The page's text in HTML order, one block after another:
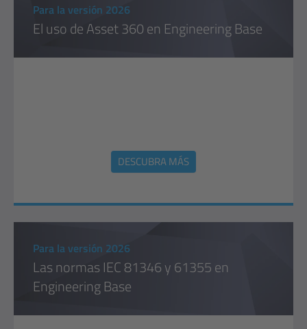
Para la versión 2026
El uso de Asset 360 en Engineering Base
DESCUBRA MÁS
Para la versión 2026
Las normas IEC 81346 y 61355 en
Engineering Base